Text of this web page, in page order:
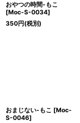
おやつの時間-もこ
[Moc-S-0034]
350円(税別)
おまじない-もこ [Moc-
S-0046]